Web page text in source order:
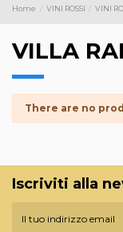
Home VINI ROSSI VINI
VILLA
There are no
Iscriviti alla